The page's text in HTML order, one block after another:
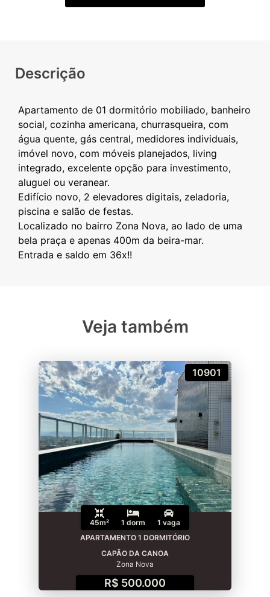
Descrição
Apartamento de 01 dormitório mobiliado, banheiro
social, cozinha americana, churrasqueira, com
água quente, gás central, medidores individuais,
imóvel novo, com móveis planejados, living
integrado, excelente opção para investimento,
aluguel ou veranear.
Edifício novo, 2 elevadores digitais, zeladoria,
piscina e salão de festas.
Localizado no bairro Zona Nova, ao lado de uma
bela praça e apenas 400m da beira-mar.
Veja também
10901
45m² 1 dorm
1 vaga
APARTAMENTO 1 DORMITÓRIO
CAPÃO DA CANOA
Zona Nova
R$ 500.000